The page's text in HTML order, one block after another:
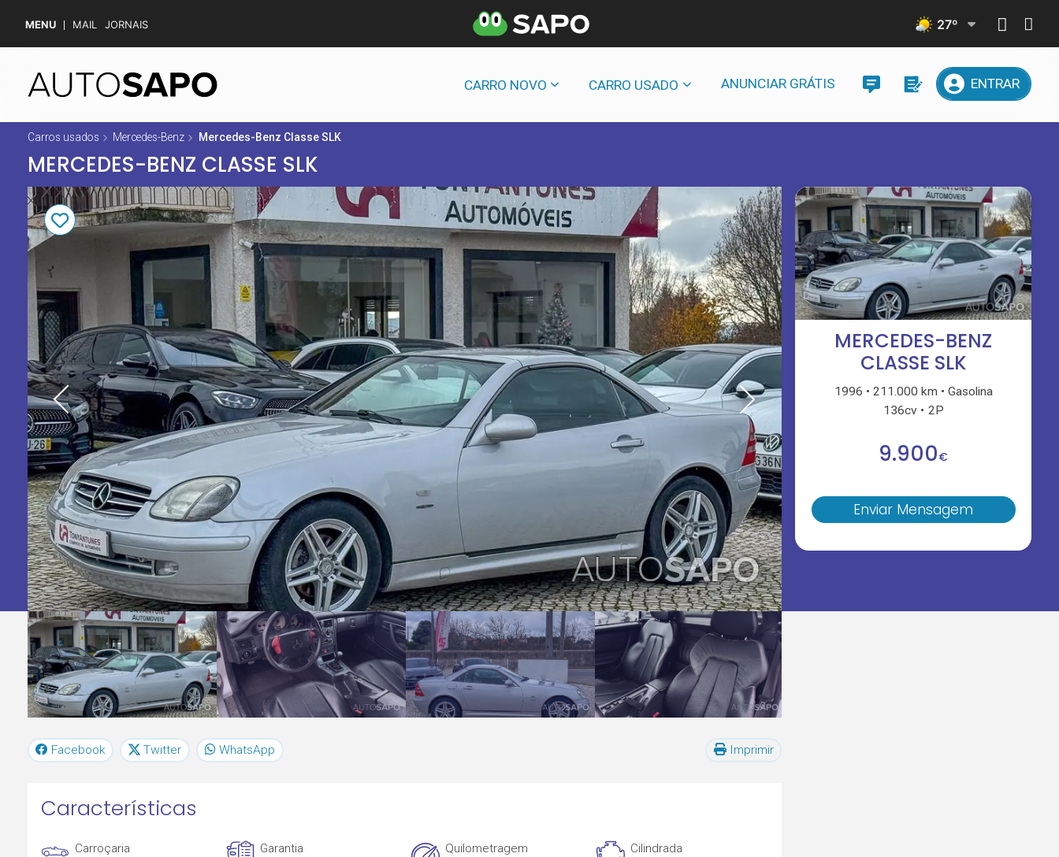
MENU MAIL JORNAIS 27º
CARRO NOVO CARRO USADO ANUNCIAR GRÁTIS ENTRAR
Carros usados Mercedes-Benz Mercedes-Benz Classe SLK
MERCEDES-BENZ CLASSE SLK
MERCEDES-BENZ
CLASSE SLK
1996 211.000 km
Gasolina
136cv
2P
9.900€
Enviar Mensagem
Facebook Twitter WhatsApp Imprimir
Características
Carroçaria
Garantia
Quilometragem
Cilindrada